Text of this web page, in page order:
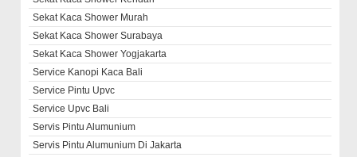
Sekat Kaca Shower Murah
Sekat Kaca Shower Surabaya
Sekat Kaca Shower Yogjakarta
Service Kanopi Kaca Bali
Service Pintu Upvc
Service Upvc Bali
Servis Pintu Alumunium
Servis Pintu Alumunium Di Jakarta